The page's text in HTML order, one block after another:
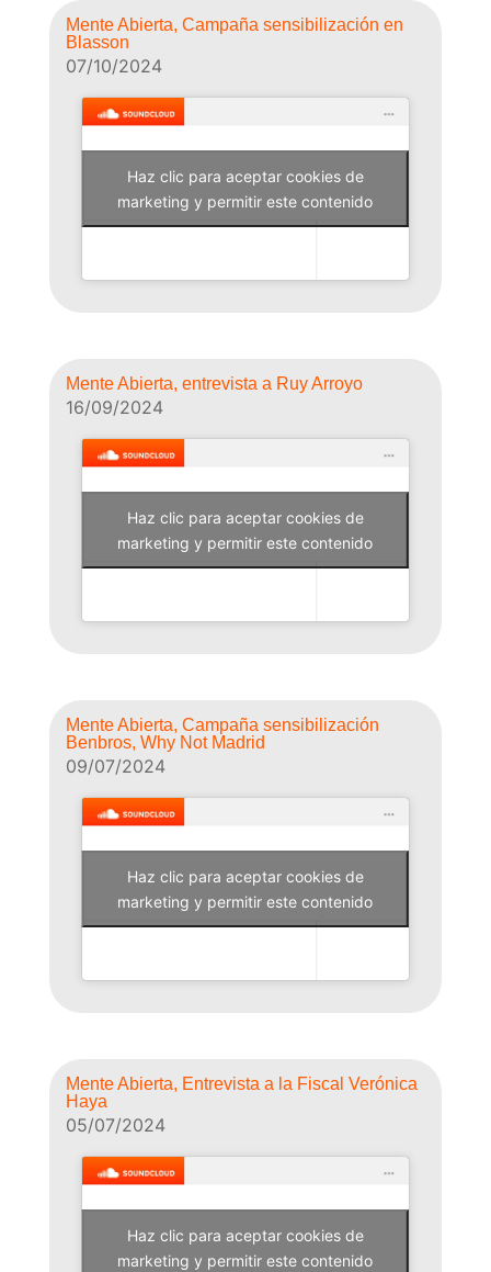
Mente Abierta, Campaña sensibilización en
Blasson
07/10/2024
Haz clic para aceptar cookies de
marketing y permitir este contenido
Mente Abierta, entrevista a Ruy Arroyo
16/09/2024
Haz clic para aceptar cookies de
marketing y permitir este contenido
Mente Abierta, Campaña sensibilización
Benbros, Why Not Madrid
09/07/2024
Haz clic para aceptar cookies de
marketing y permitir este contenido
Mente Abierta, Entrevista a la Fiscal Verónica
Haya
05/07/2024
Haz clic para aceptar cookies de
marketing y permitir este contenido